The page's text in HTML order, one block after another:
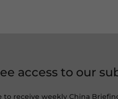
access to our
to receive weekly China